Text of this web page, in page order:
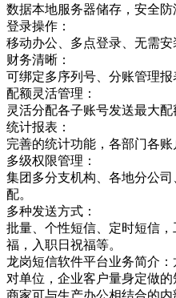
数据本地服务器储存，安全防
登录操作：
移动办公、多点登录、无需安
财务清晰：
可绑定多序列号、分账管理报
配额灵活管理：
灵活分配各子账号发送最大配
统计报表：
完善的统计功能，各部门各账
多级权限管理：
集团多分支机构、各地分公
配。
多种发送方式：
批量、个性短信、定时短信
福，入职日祝福等。
龙岗短信软件平台业务简介
对单位，企业客户量身定做
商家可与生产办公相结合的内